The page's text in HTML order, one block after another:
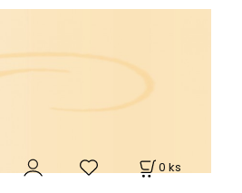
0 ks